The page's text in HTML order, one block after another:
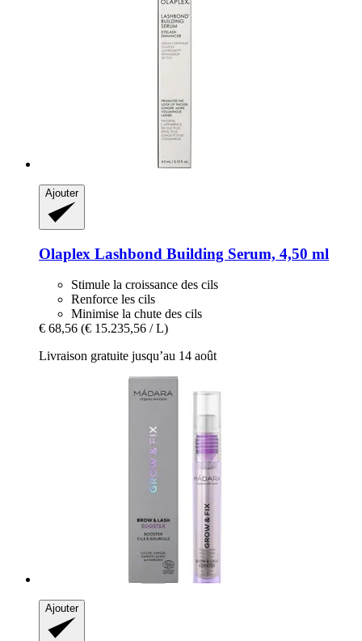
Ajouter
Olaplex Lashbond Building Serum, 4,50 ml
Stimule la croissance des cils
Renforce les cils
Minimise la chute des cils
€ 68,56 (€ 15.235,56 / L)
Livraison gratuite jusqu’au 14 août
Ajouter